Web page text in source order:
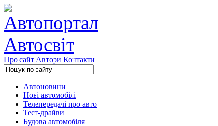
Про сайт Автори Контакти
Автоновини
Нові автомобілі
Телепередачі про авто
Тест-драйви
Будова автомобіля